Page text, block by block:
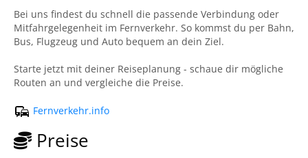
Bei uns findest du schnell die passende Verbindung oder
Mitfahrgelegenheit im Fernverkehr. So kommst du per Bahn,
Bus, Flugzeug und Auto bequem an dein Ziel.
Starte jetzt mit deiner Reiseplanung - schaue dir mögliche
Routen an und vergleiche die Preise.
Fernverkehr.info
Preise